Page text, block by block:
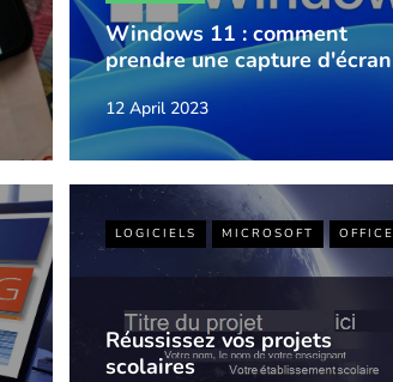
Windows 11 : comment
prendre une capture d'écran
12 April 2023
LOGICIELS MICROSOFT OFFICE
Réussissez vos projets
scolaires